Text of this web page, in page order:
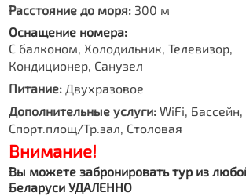
Расстояние до моря: 300 м
Оснащение номера:
С балконом, Холодильник, Телевизор,
Кондиционер, Санузел
Питание: Двухразовое
Дополнительные услуги: WiFi, Бассейн,
Спорт.площ/Тр.зал, Столовая
Внимание!
Вы можете забронировать тур из
Беларуси УДАЛЕННО